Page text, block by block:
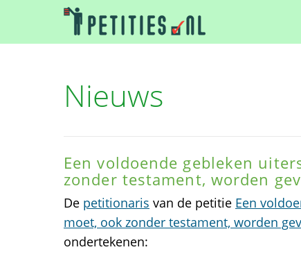
Nieuws
Een voldoende gebleken
zonder testament, worden
De petitionaris van de petitie Een
moet, ook zonder testament, worden
ondertekenen: